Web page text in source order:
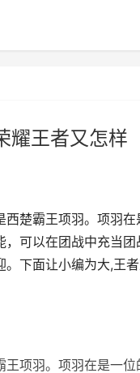
耀王者又怎样
楚霸王项羽。项羽
可以在团战中充当
下面让小编为大,王
项羽。项羽在是一